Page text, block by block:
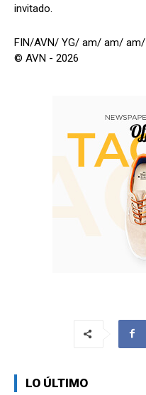
invitado.
FIN/AVN/ YG/ am/ am/ am/
© AVN - 2026
LO ÚLTIMO